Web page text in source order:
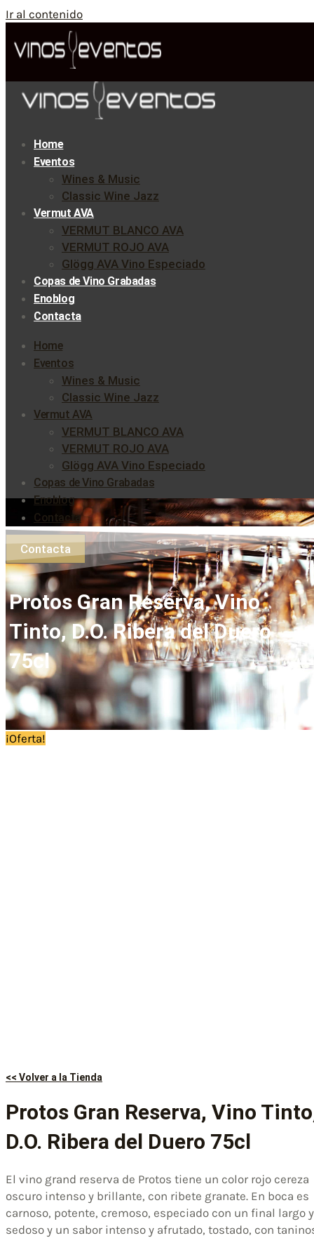
Ir al contenido
Home
Eventos
Wines & Music
Classic Wine Jazz
Vermut AVA
VERMUT BLANCO AVA
VERMUT ROJO AVA
Glögg AVA Vino Especiado
Copas de Vino Grabadas
Enoblog
Contacta
Home
Eventos
Wines & Music
Classic Wine Jazz
Vermut AVA
VERMUT BLANCO AVA
VERMUT ROJO AVA
Glögg AVA Vino Especiado
Copas de Vino Grabadas
Enoblog
Contacta
Contacta
Protos Gran Reserva, Vino
Tinto, D.O. Ribera del Duero
75cl
¡Oferta!
<< Volver a la Tienda
Protos Gran Reserva, Vino
D.O. Ribera del Duero 75cl
El vino grand reserva de Protos tiene un color rojo cereza
oscuro intenso y brillante, con ribete granate. En boca es
carnoso, potente, cremoso, especiado con un final largo y
sedoso y un sabor intenso y afrutado, tostado, con